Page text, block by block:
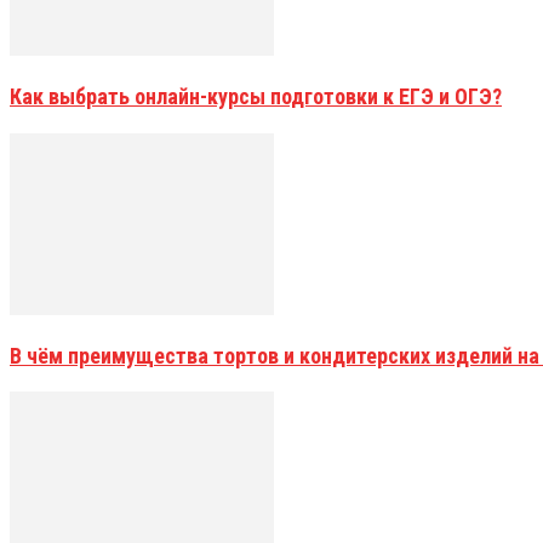
Как выбрать онлайн-курсы подготовки к ЕГЭ и ОГЭ?
В чём преимущества тортов и кондитерских изделий на